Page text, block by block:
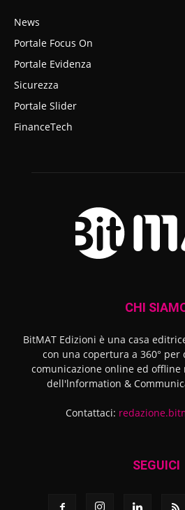
News
Portale Focus On
Portale Evidenza
Sicurezza
Portale Slider
FinanceTech
CHI
BitMAT Edizioni è una casa
con una copertura a 360°
comunicazione online ed
dell'lnformation &
Contattaci:
SEGUICI